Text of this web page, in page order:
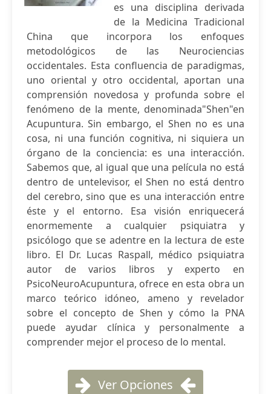
es una disciplina derivada
de la Medicina Tradicional
China que incorpora los enfoques
metodológicos de las Neurociencias
occidentales. Esta confluencia de paradigmas,
uno oriental y otro occidental, aportan una
comprensión novedosa y profunda sobre el
fenómeno de la mente, denominada"Shen"en
Acupuntura. Sin embargo, el Shen no es una
cosa, ni una función cognitiva, ni siquiera un
órgano de la conciencia: es una interacción.
Sabemos que, al igual que una película no está
dentro de untelevisor, el Shen no está dentro
del cerebro, sino que es una interacción entre
éste y el entorno. Esa visión enriquecerá
enormemente a cualquier psiquiatra y
psicólogo que se adentre en la lectura de este
libro. El Dr. Lucas Raspall, médico psiquiatra
autor de varios libros y experto en
PsicoNeuroAcupuntura, ofrece en esta obra un
marco teórico idóneo, ameno y revelador
sobre el concepto de Shen y cómo la PNA
puede ayudar clínica y personalmente a
comprender mejor el proceso de lo mental.
Ver Opciones